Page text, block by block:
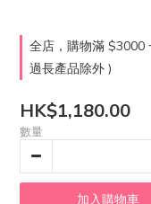
全店，購物滿 $3000
過長產品除外 )
HK$1,180.00
數量
加入購物車